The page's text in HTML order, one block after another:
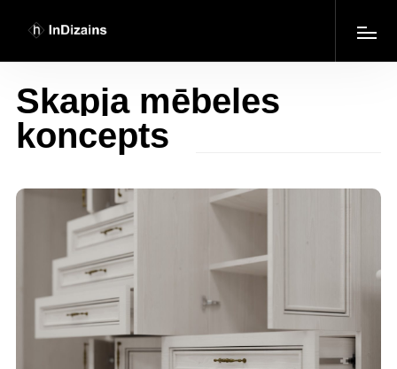
Skapja mēbeles
koncepts